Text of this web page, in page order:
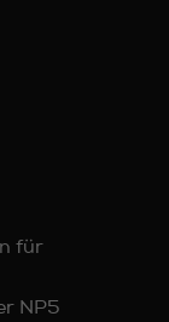
für
NP5